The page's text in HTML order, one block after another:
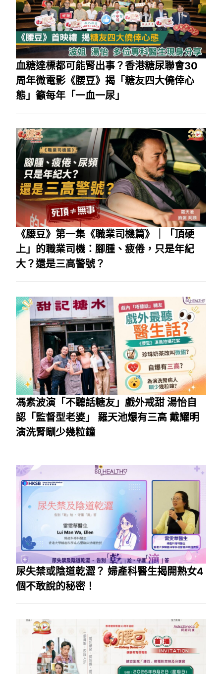
血糖達標都可能腎出事？香港糖尿聯會30
周年微電影《腰豆》揭「糖友四大僥倖心
態」籲每年「一血一尿」
《腰豆》第一集《職業司機篇》｜「頂硬
上」的職業司機：腳腫、疲倦，只是年紀
大？還是三高警號？
馮素波演「不聽話糖友」戲外戒甜 湯怡自
認「監督型老婆」 羅天池爆有三高 戴耀明
演洗腎瞓少幾粒鐘
尿失禁或陰道乾澀？ 婦產科醫生揭開熟女4
個不敢說的秘密！